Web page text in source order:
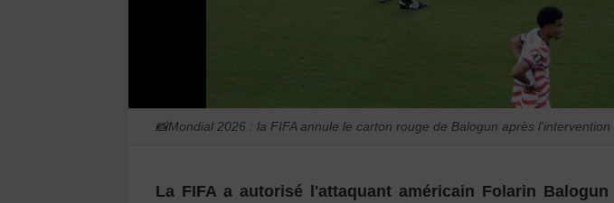
📸Mondial 2026 : la FIFA annule le carton rouge de Balogun après
La FIFA a autorisé l'attaquant américain Folarin